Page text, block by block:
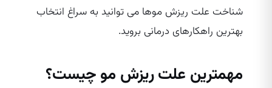
شناخت علت ریزش موها می‌ توانید به سراغ انتخاب
بهترین راهکارهای درمانی بروید.
مهمترین علت ریزش مو چیست؟